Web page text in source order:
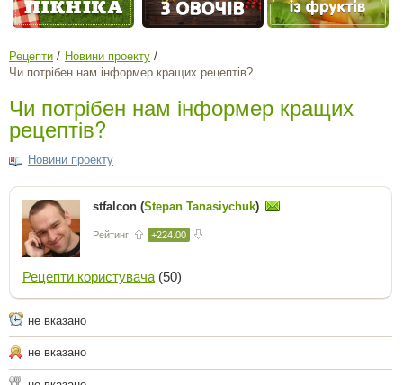
Рецепти
Новини проекту
Чи потрібен нам інформер кращих рецептів?
Чи потрібен нам інформер кращих
рецептів?
Новини проекту
stfalcon (Stepan Tanasiychuk)
Рейтинг +224.00
Рецепти користувача (50)
не вказано
не вказано